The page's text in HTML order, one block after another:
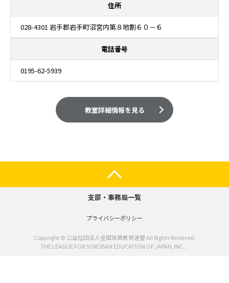
住所
028-4301 岩手郡岩手町沼宮内第８地割６０－６
電話番号
0195-62-5939
教室詳細情報を見る
支部・事務局一覧
プライバシーポリシー
Copyright © 公益社団法人全国珠算教育連盟 All Rights Reserved.
THE LEAGUE FOR SOROBAN EDUCATION OF JAPAN,INC．